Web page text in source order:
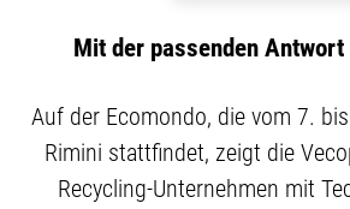
Mit der passenden
Auf der Ecomondo, die vom 7.
Rimini stattfindet, zeigt die
Recycling-Unternehmen mit